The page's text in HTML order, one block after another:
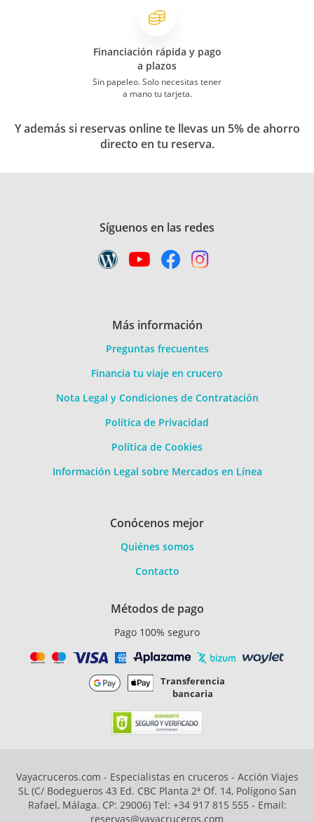
Financiación rápida y pago
a plazos
Sin papeleo. Solo necesitas tener
a mano tu tarjeta.
Y además si reservas online te llevas un 5% de ahorro
directo en tu reserva.
Síguenos en las redes
Más información
Preguntas frecuentes
Financia tu viaje en crucero
Nota Legal y Condiciones de Contratación
Política de Privacidad
Política de Cookies
Información Legal sobre Mercados en Línea
Conócenos mejor
Quiénes somos
Contacto
Métodos de pago
Pago 100% seguro
Transferencia
bancaria
Vayacruceros.com - Especialistas en cruceros - Acción Viajes
SL (C/ Bodegueros 43 Ed. CBC Planta 2ª Of. 14, Polígono San
Rafael, Málaga. CP: 29006) Tel: +34 917 815 555 - Email:
reservas@vayacruceros.com